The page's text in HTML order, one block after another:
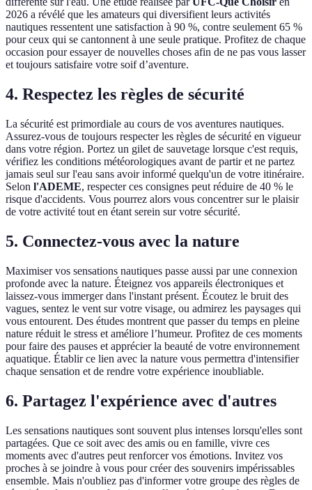
2026 a révélé que les amateurs qui diversifient leurs activités
nautiques ressentent une satisfaction à 90 %, contre seulement 65 %
pour ceux qui se cantonnent à une seule pratique. Profitez de chaque
occasion pour essayer de nouvelles choses afin de ne pas vous lasser
et toujours satisfaire votre soif d’aventure.
4. Respectez les règles de sécurité
La sécurité est primordiale au cours de vos aventures nautiques.
Assurez-vous de toujours respecter les règles de sécurité en vigueur
dans votre région. Portez un gilet de sauvetage lorsque c'est requis,
vérifiez les conditions météorologiques avant de partir et ne partez
jamais seul sur l'eau sans avoir informé quelqu'un de votre itinéraire.
Selon l'ADEME, respecter ces consignes peut réduire de 40 % le
risque d'accidents. Vous pourrez alors vous concentrer sur le plaisir
de votre activité tout en étant serein sur votre sécurité.
5. Connectez-vous avec la nature
Maximiser vos sensations nautiques passe aussi par une connexion
profonde avec la nature. Éteignez vos appareils électroniques et
laissez-vous immerger dans l'instant présent. Écoutez le bruit des
vagues, sentez le vent sur votre visage, ou admirez les paysages qui
vous entourent. Des études montrent que passer du temps en pleine
nature réduit le stress et améliore l’humeur. Profitez de ces moments
pour faire des pauses et apprécier la beauté de votre environnement
aquatique. Établir ce lien avec la nature vous permettra d'intensifier
chaque sensation et de rendre votre expérience inoubliable.
6. Partagez l'expérience avec d'autres
Les sensations nautiques sont souvent plus intenses lorsqu'elles sont
partagées. Que ce soit avec des amis ou en famille, vivre ces
moments avec d'autres peut renforcer vos émotions. Invitez vos
proches à se joindre à vous pour créer des souvenirs impérissables
ensemble. Mais n'oubliez pas d'informer votre groupe des règles de